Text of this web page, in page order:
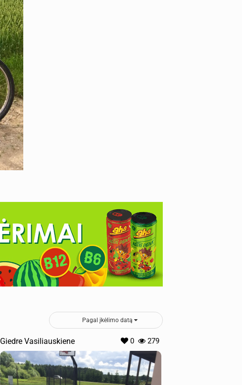
Pagal įkėlimo datą
Giedre Vasiliauskiene 0 279